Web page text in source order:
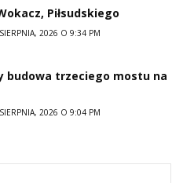
Piłsudskiego
2026 O 9:34 PM
budowa trzeciego mostu na
2026 O 9:04 PM